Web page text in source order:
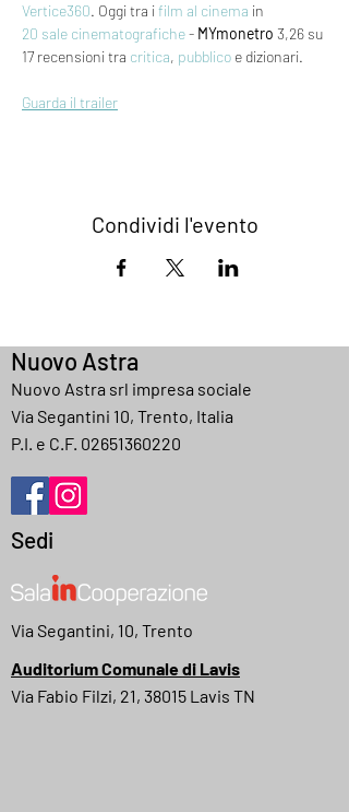
Vertice360. Oggi tra i film al cinema in
20 sale cinematografiche - MYmonetro 3,26 su
17 recensioni tra critica, pubblico e dizionari.
Guarda il trailer
Condividi l'evento
Nuovo Astra
Nuovo Astra srl impresa sociale
Via Segantini 10, Trento, Italia
P.I. e C.F. 02651360220
Sedi
Via Segantini, 10, Trento
Auditorium Comunale di Lavis
Via Fabio Filzi, 21, 38015 Lavis TN